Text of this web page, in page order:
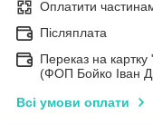
Оплатити
Післяплата
Переказ на
(ФОП Бойко Іван
Всі умови оплати